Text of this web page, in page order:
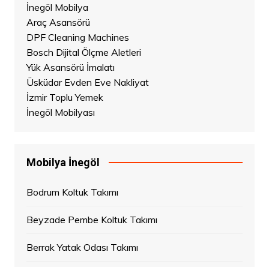
İnegöl Mobilya
Araç Asansörü
DPF Cleaning Machines
Bosch Dijital Ölçme Aletleri
Yük Asansörü İmalatı
Üsküdar Evden Eve Nakliyat
İzmir Toplu Yemek
İnegöl Mobilyası
Mobilya İnegöl
Bodrum Koltuk Takımı
Beyzade Pembe Koltuk Takımı
Berrak Yatak Odası Takımı